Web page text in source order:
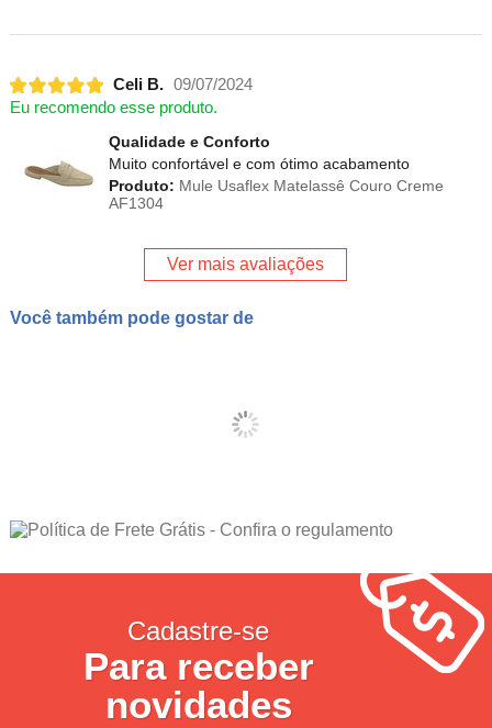
Celi B. 09/07/2024
Eu recomendo esse produto.
Qualidade e Conforto
Muito confortável e com ótimo acabamento
Produto: Mule Usaflex Matelassê Couro Creme
AF1304
Ver mais avaliações
Você também pode gostar de
Cadastre-se
Para receber
novidades